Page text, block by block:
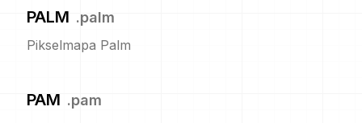
PALM .palm
Pikselmapa Palm
PAM .pam